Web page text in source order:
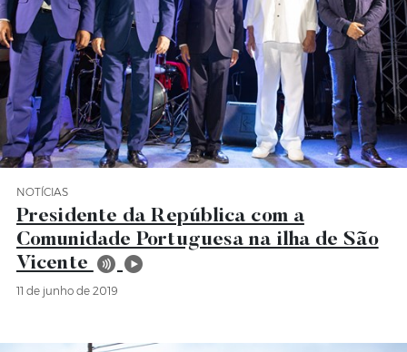
Categoria Notícias
NOTÍCIAS
Presidente da República com a
Comunidade Portuguesa na ilha de São
Vicente
11 de junho de 2019